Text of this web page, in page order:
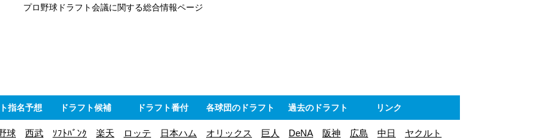
プロ野球ドラフト会議に関する総合情報ページ
指名予想 ドラフト候補 ドラフト番付 各球団のドラフト 過去のドラフト リンク
球 西武 ｿﾌﾄﾊﾞﾝｸ 楽天 ロッテ 日本ハム オリックス 巨人 DeNA 阪神 広島 中日 ヤクルト